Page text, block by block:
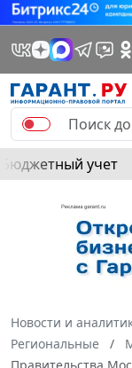
Бюджетный учет
Новости и
Региональные